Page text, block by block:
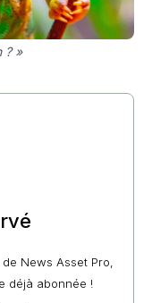
? »
News Asset Pro,
déjà abonnée !